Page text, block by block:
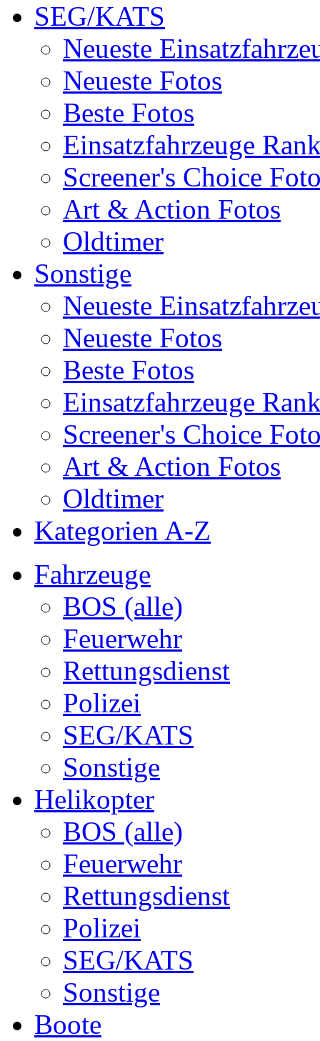
SEG/KATS
Neueste
Neueste Fotos
Beste Fotos
Einsatzfahrzeuge
Screener's Choice
Art & Action Fotos
Oldtimer
Sonstige
Neueste
Neueste Fotos
Beste Fotos
Einsatzfahrzeuge
Screener's Choice
Art & Action Fotos
Oldtimer
Kategorien A-Z
Fahrzeuge
BOS (alle)
Feuerwehr
Rettungsdienst
Polizei
SEG/KATS
Sonstige
Helikopter
BOS (alle)
Feuerwehr
Rettungsdienst
Polizei
SEG/KATS
Sonstige
Boote